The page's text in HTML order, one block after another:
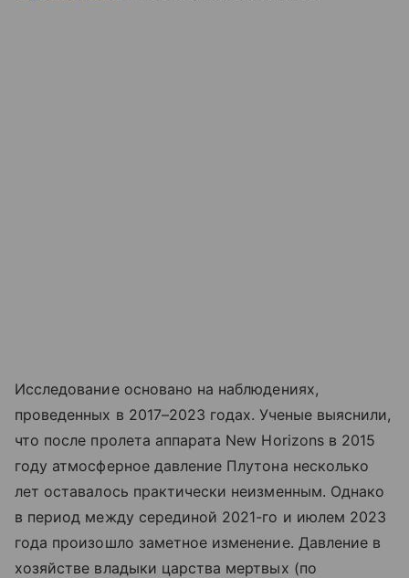
Исследование основано на наблюдениях,
проведенных в 2017–2023 годах. Ученые выяснили,
что после пролета аппарата New Horizons в 2015
году атмосферное давление Плутона несколько
лет оставалось практически неизменным. Однако
в период между серединой 2021-го и июлем 2023
года произошло заметное изменение. Давление в
хозяйстве владыки царства мертвых (по